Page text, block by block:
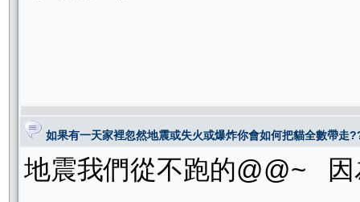
如果有一天家裡忽然地震或失火或爆炸你會如何把貓全數帶走
地震我們從不跑的@@~